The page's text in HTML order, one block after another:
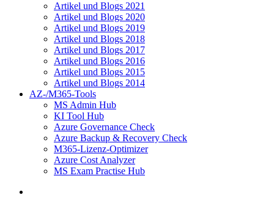
Artikel und Blogs 2021
Artikel und Blogs 2020
Artikel und Blogs 2019
Artikel und Blogs 2018
Artikel und Blogs 2017
Artikel und Blogs 2016
Artikel und Blogs 2015
Artikel und Blogs 2014
AZ-/M365-Tools
MS Admin Hub
KI Tool Hub
Azure Governance Check
Azure Backup & Recovery Check
M365-Lizenz-Optimizer
Azure Cost Analyzer
MS Exam Practise Hub